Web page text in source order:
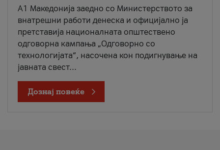
A1 Македонија заедно со Министерството за
внатрешни работи денеска и официјално ја
претставија националната општествено
одговорна кампања „Одговорно со
технологијата“, насочена кон подигнување на
јавната свест...
Дознај повеќе